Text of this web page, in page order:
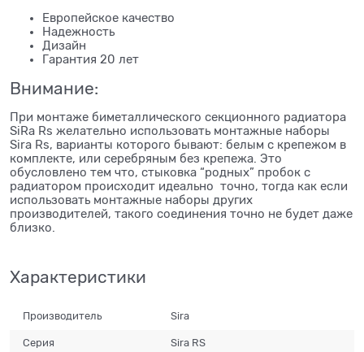
Европейское качество
Надежность
Дизайн
Гарантия 20 лет
Внимание:
При монтаже биметаллического секционного радиатора
SiRa Rs желательно использовать монтажные наборы
Sira Rs, варианты которого бывают: белым с крепежом в
комплекте, или серебряным без крепежа. Это
обусловлено тем что, стыковка “родных” пробок с
радиатором происходит идеально точно, тогда как если
использовать монтажные наборы других
производителей, такого соединения точно не будет даже
близко.
Характеристики
Производитель Sira
Серия Sira RS